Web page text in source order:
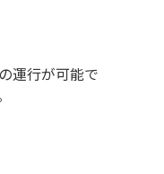
運行が可能で